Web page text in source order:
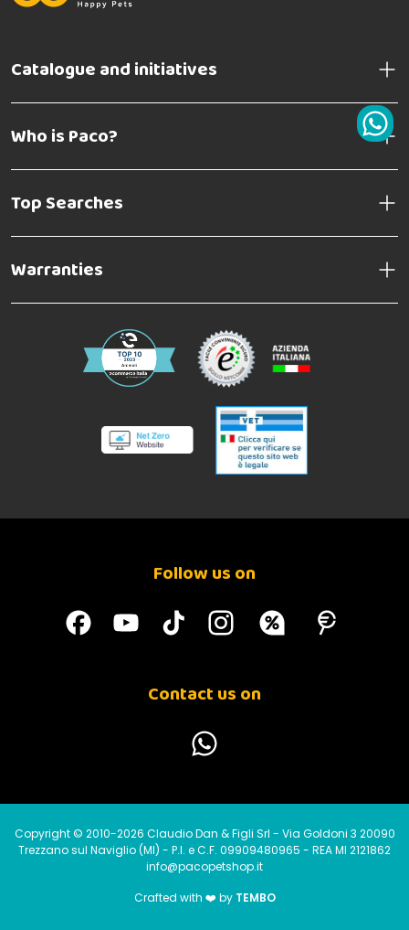
Catalogue and initiatives
Who is Paco?
Top Searches
Warranties
Follow us on
Contact us on
Copyright © 2010-2026 Claudio Dan & Figli Srl - Via Goldoni 3 20090
Trezzano sul Naviglio (MI) - P.I. e C.F. 09909480965 - REA MI 2121862
info@pacopetshop.it
Crafted with ❤️ by TEMBO